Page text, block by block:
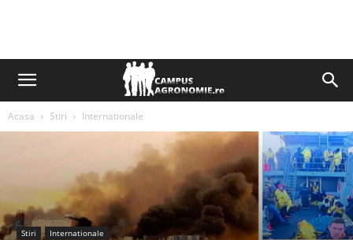
Acasa Stiri Internationale
Stiri Internationale